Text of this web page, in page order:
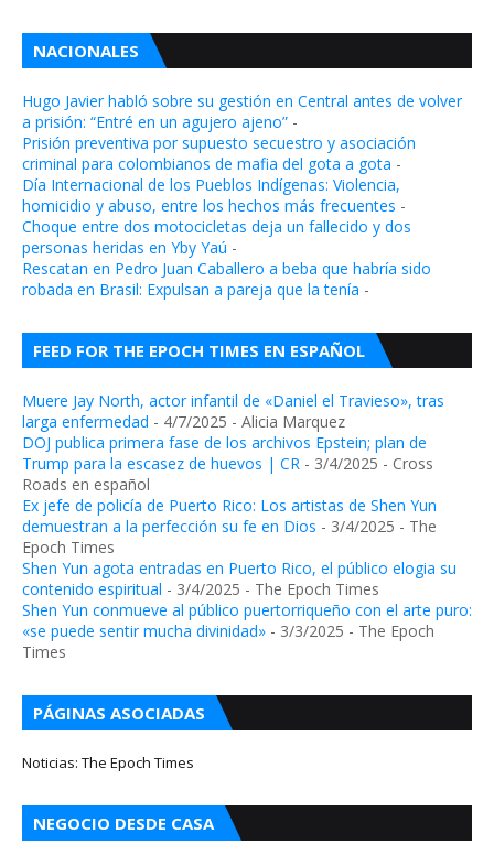
NACIONALES
Hugo Javier habló sobre su gestión en Central antes de volver
a prisión: “Entré en un agujero ajeno” -
Prisión preventiva por supuesto secuestro y asociación
criminal para colombianos de mafia del gota a gota -
Día Internacional de los Pueblos Indígenas: Violencia,
homicidio y abuso, entre los hechos más frecuentes -
Choque entre dos motocicletas deja un fallecido y dos
personas heridas en Yby Yaú -
Rescatan en Pedro Juan Caballero a beba que habría sido
robada en Brasil: Expulsan a pareja que la tenía -
FEED FOR THE EPOCH TIMES EN ESPAÑOL
Muere Jay North, actor infantil de «Daniel el Travieso», tras
larga enfermedad - 4/7/2025 - Alicia Marquez
DOJ publica primera fase de los archivos Epstein; plan de
Trump para la escasez de huevos | CR - 3/4/2025 - Cross
Roads en español
Ex jefe de policía de Puerto Rico: Los artistas de Shen Yun
demuestran a la perfección su fe en Dios - 3/4/2025 - The
Epoch Times
Shen Yun agota entradas en Puerto Rico, el público elogia su
contenido espiritual - 3/4/2025 - The Epoch Times
Shen Yun conmueve al público puertorriqueño con el arte puro:
«se puede sentir mucha divinidad» - 3/3/2025 - The Epoch
Times
PÁGINAS ASOCIADAS
Noticias: The Epoch Times
NEGOCIO DESDE CASA